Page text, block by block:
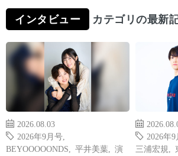
インタビュー カテゴリの最新
2026.08.03
2026年9月号
BEYOOOOONDS
平井美葉
演
2026年
三浦宏規